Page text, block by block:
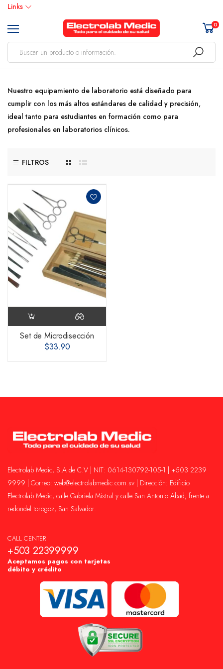
Links
0
Nuestro equipamiento de laboratorio está diseñado para
cumplir con los más altos estándares de calidad y precisión,
ideal tanto para estudiantes en formación como para
profesionales en laboratorios clínicos.
FILTROS
Set de Microdisección
$33.90
Electrolab Medic, S.A de C.V | NIT: 0614-130792-105-1 | +503 2239
9999 | Correo: web@electrolabmedic.com.sv | Dirección: Edificio
Electrolab Medic, calle Gabriela Mistral y calle San Antonio Abad, frente a
redondel torogoz, San Salvador.
CALL CENTER
+503 22399999
Aceptamos pagos con tarjetas
débito y crédito